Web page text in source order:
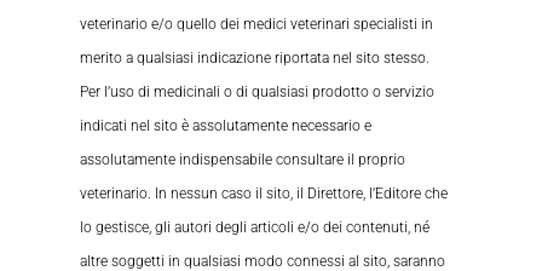
veterinario e/o quello dei medici veterinari specialisti in
merito a qualsiasi indicazione riportata nel sito stesso.
Per l’uso di medicinali o di qualsiasi prodotto o servizio
indicati nel sito è assolutamente necessario e
assolutamente indispensabile consultare il proprio
veterinario. In nessun caso il sito, il Direttore, l’Editore che
lo gestisce, gli autori degli articoli e/o dei contenuti, né
altre soggetti in qualsiasi modo connessi al sito, saranno